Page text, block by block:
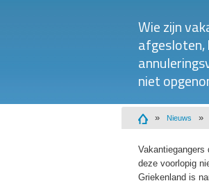
Wie zijn
afgesloten,
niet
Nieuws
Vakantiegangers
deze voorlopig
Griekenland is